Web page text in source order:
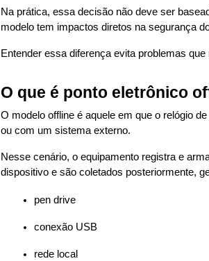
Na prática, essa decisão não deve ser
modelo tem impactos diretos na segurança
Entender essa diferença evita problemas
O que é ponto eletrônico
O modelo offline é aquele em que o relógio
ou com um sistema externo.
Nesse cenário, o equipamento registra e
dispositivo e são coletados posteriormente,
pen drive
conexão USB
rede local